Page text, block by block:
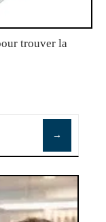
trouver la